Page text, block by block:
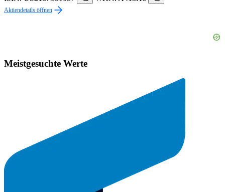
Aktiendetails öffnen
Meistgesuchte Werte